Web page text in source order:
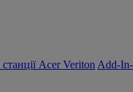
станції Acer Veriton Add-